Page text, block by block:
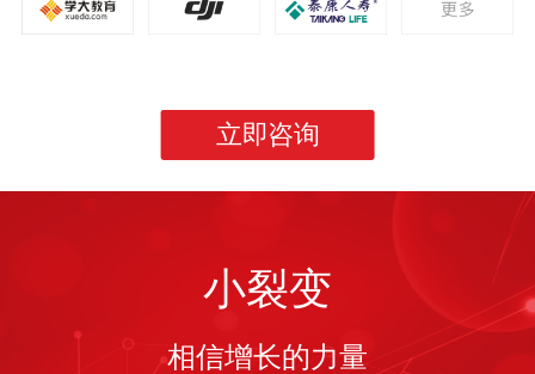
立即咨询
小裂变
相信增长的力量